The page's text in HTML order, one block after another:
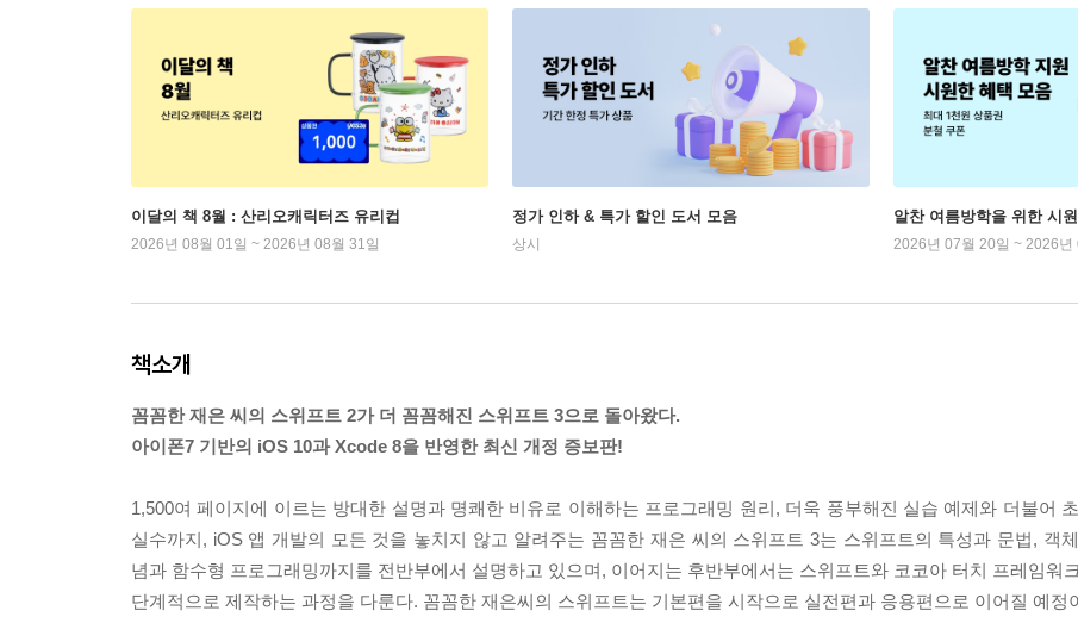
이달의 책 8월 : 산리오캐릭터즈 유리컵
2026년 08월 01일 ~ 2026년 08월 31일
정가 인하 & 특가 할인 도서 모음
상시
알찬 여름방학을 위한 시
2026년 07월 20일 ~ 2026년
책소개
꼼꼼한 재은 씨의 스위프트 2가 더 꼼꼼해진 스위프트 3으로 돌아왔다.
아이폰7 기반의 iOS 10과 Xcode 8을 반영한 최신 개정 증보판!
1,500여 페이지에 이르는 방대한 설명과 명쾌한 비유로 이해하는 프로그래밍 원리, 더욱 풍부해진 실습 예제와 더불어
실수까지, iOS 앱 개발의 모든 것을 놓치지 않고 알려주는 꼼꼼한 재은 씨의 스위프트 3는 스위프트의 특성과 문법, 객
념과 함수형 프로그래밍까지를 전반부에서 설명하고 있으며, 이어지는 후반부에서는 스위프트와 코코아 터치 프레임워
단계적으로 제작하는 과정을 다룬다. 꼼꼼한 재은씨의 스위프트는 기본편을 시작으로 실전편과 응용편으로 이어질 예정